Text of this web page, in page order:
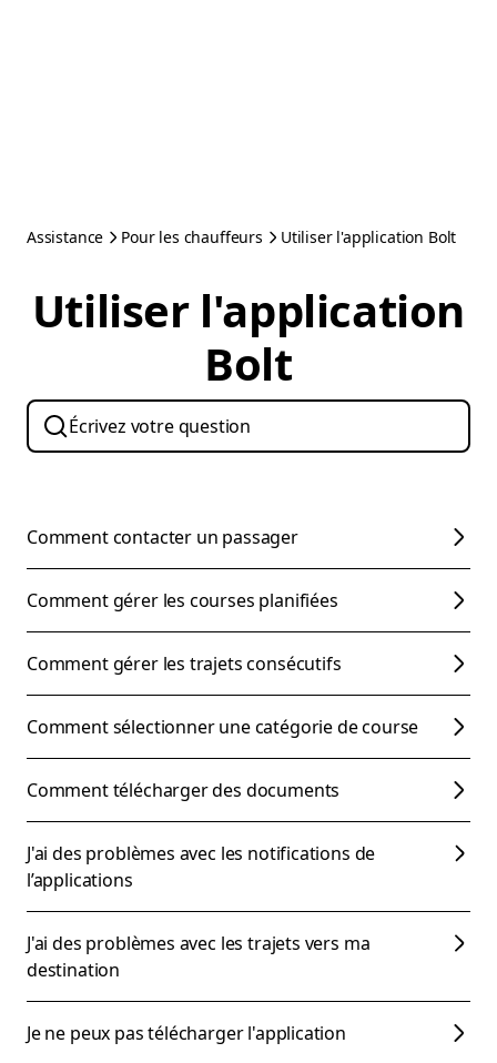
Assistance Pour les chauffeurs Utiliser l'application Bolt
Utiliser l'application
Bolt
Comment contacter un passager
Comment gérer les courses planifiées
Comment gérer les trajets consécutifs
Comment sélectionner une catégorie de course
Comment télécharger des documents
J'ai des problèmes avec les notifications de
l’applications
J'ai des problèmes avec les trajets vers ma
destination
Je ne peux pas télécharger l'application